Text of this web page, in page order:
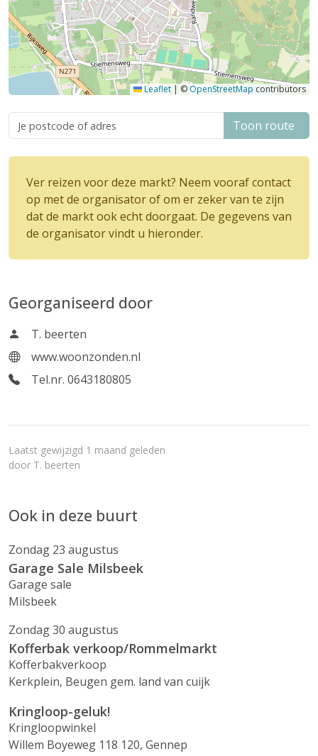
Leaflet | ©OpenStreetMap contributors
Toon route
Ver reizen voor deze markt? Neem vooraf contact
op met de organisator of om er zeker van te zijn
dat de markt ook echt doorgaat. De gegevens van
de organisator vindt u hieronder.
Georganiseerd door
T. beerten
www.woonzonden.nl
Tel.nr. 0643180805
Laatst gewijzigd 1 maand geleden
door T. beerten
Ook in deze buurt
Zondag 23 augustus
Garage Sale Milsbeek
Garage sale
Milsbeek
Zondag 30 augustus
Kofferbak verkoop/Rommelmarkt
Kofferbakverkoop
Kerkplein, Beugen gem. land van cuijk
Kringloop-geluk!
Kringloopwinkel
Willem Boyeweg 118 120, Gennep